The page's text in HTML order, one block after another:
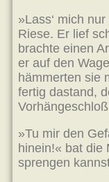
»Lass‘ mich
Riese. Er lief
brachte einen
er auf den
hämmerten sie
fertig dastand,
»Tu mir den
hinein!« bat die
sprengen